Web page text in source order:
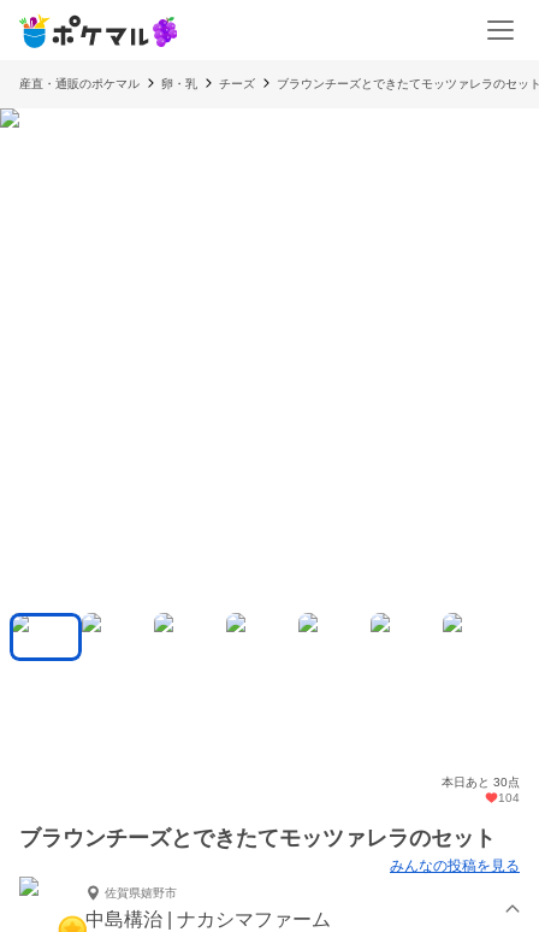
産直・通販のポケマル 卵・乳 チーズ ブラウンチーズとできたてモッツァレラのセッ
本日あと 30点
104
ブラウンチーズとできたてモッツァレラのセット
みんなの投稿を見る
佐賀県嬉野市
中島構治 | ナカシマファーム